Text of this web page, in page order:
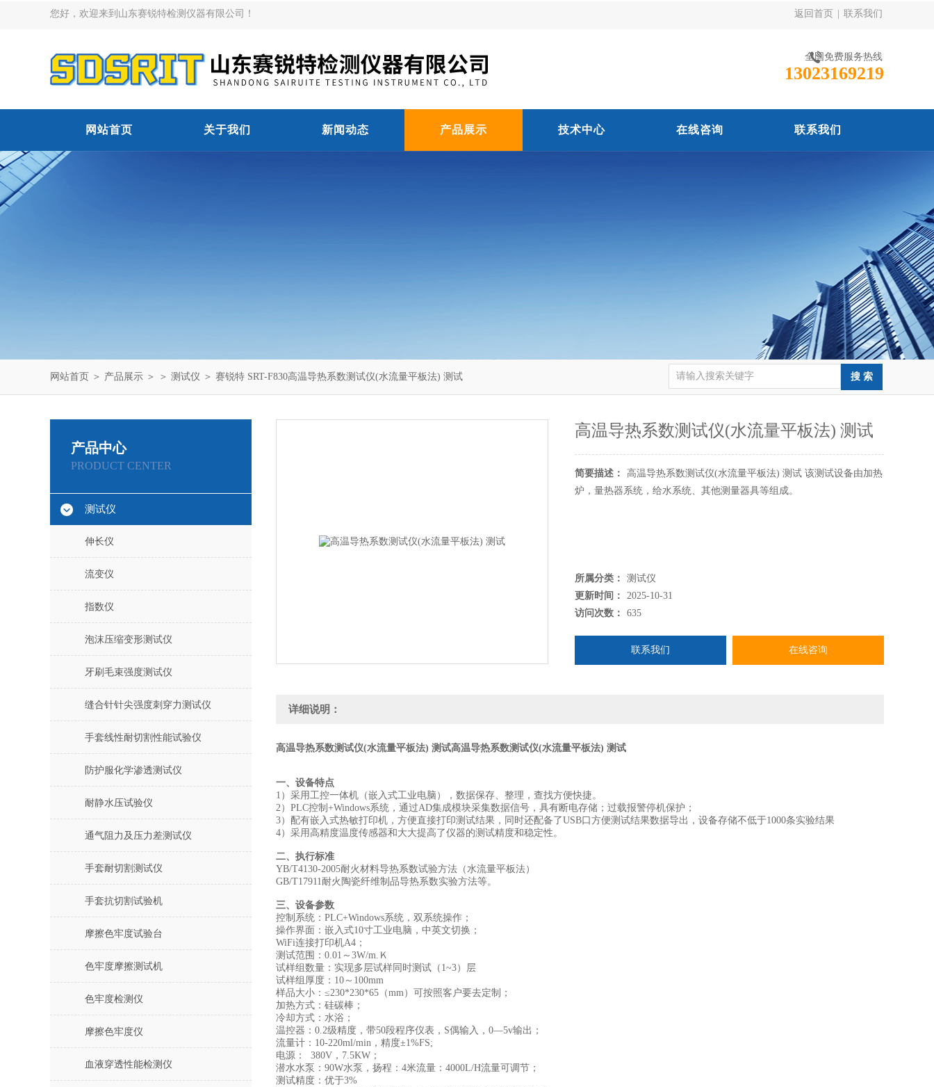
您好，欢迎来到山东赛锐特检测仪器有限公司！ 返回首页 联系我们
全国免费服务热线
13023169219
网站首页 关于我们 新闻动态 产品展示 技术中心 在线咨询 联系我们
网站首页 ＞ 产品展示 ＞ ＞ 测试仪 ＞ 赛锐特 SRT-F830高温导热系数测试仪(水流量平板法) 测试
产品中心
PRODUCT CENTER
测试仪
伸长仪
流变仪
指数仪
泡沫压缩变形测试仪
牙刷毛束强度测试仪
缝合针针尖强度刺穿力测试仪
手套线性耐切割性能试验仪
防护服化学渗透测试仪
耐静水压试验仪
通气阻力及压力差测试仪
手套耐切割测试仪
手套抗切割试验机
摩擦色牢度试验台
色牢度摩擦测试机
色牢度检测仪
摩擦色牢度仪
血液穿透性能检测仪
高温导热系数测试仪(水流量平板法) 测试
简要描述：
高温导热系数测试仪(水流量平板法) 测试 该测试设备由加热
炉，量热器系统，给水系统、其他测量器具等组成。
所属分类：
测试仪
更新时间：
2025-10-31
访问次数：
635
联系我们 在线咨询
详细说明：
高温导热系数测试仪(水流量平板法) 测试高温导热系数测试仪(水流量平板法) 测试
一、设备特点
1）采用工控一体机（嵌入式工业电脑），数据保存、整理，查找方便快捷。
2）PLC控制+Windows系统，通过AD集成模块采集数据信号，具有断电存储；过载报警停机保护；
3）配有嵌入式热敏打印机，方便直接打印测试结果，同时还配备了USB口方便测试结果数据导出，设备存储不低于1000条实验结果
4）采用高精度温度传感器和大大提高了仪器的测试精度和稳定性。
二、执行标准
YB/T4130-2005耐火材料导热系数试验方法（水流量平板法）
GB/T17911耐火陶瓷纤维制品导热系数实验方法等。
三、设备参数
控制系统：PLC+Windows系统，双系统操作；
操作界面：嵌入式10寸工业电脑，中英文切换；
WiFi连接打印机A4；
测试范围：0.01～3W/m.Ｋ
试样组数量：实现多层试样同时测试（1~3）层
试样组厚度：10～100mm
样品大小：≤230*230*65（mm）可按照客户要去定制；
加热方式：硅碳棒；
冷却方式：水浴；
温控器：0.2级精度，带50段程序仪表，S偶输入，0—5v输出；
流量计：10-220ml/min，精度±1%FS;
电源： 380V，7.5KW；
潜水水泵：90W水泵，扬程：4米流量：4000L/H流量可调节；
测试精度：优于3%